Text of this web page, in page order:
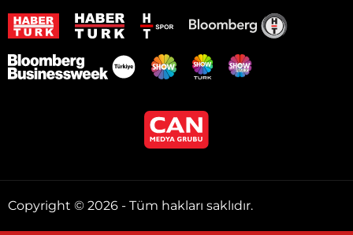
Copyright © 2026 - Tüm hakları saklıdır.